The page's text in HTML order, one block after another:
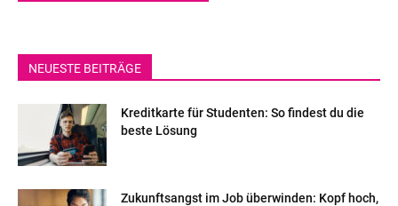
NEUESTE BEITRÄGE
Kreditkarte für Studenten: So findest du die
beste Lösung
Zukunftsangst im Job überwinden: Kopf hoch,